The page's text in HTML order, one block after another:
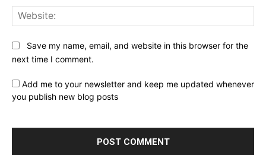
Save my name, email, and website in this browser for the
next time I comment.
Add me to your newsletter and keep me updated whenever
you publish new blog posts